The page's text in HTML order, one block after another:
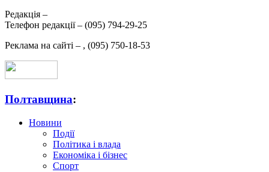
Редакція –
Телефон редакції – (095) 794-29-25
Реклама на сайті – , (095) 750-18-53
Полтавщина:
Новини
Події
Політика і влада
Економіка і бізнес
Спорт